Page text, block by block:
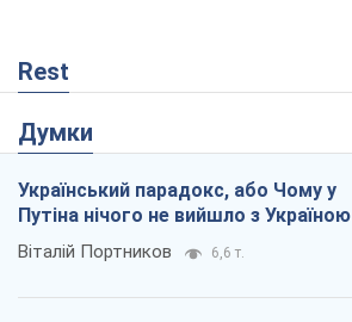
Rest
Думки
Український парадокс, або Чому у
Путіна нічого не вийшло з Україною
Віталій Портников 6,6 т.